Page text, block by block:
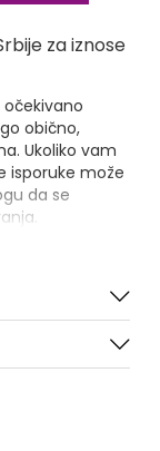
za iznose
očekivano
obično,
Ukoliko vam
isporuke može
da se